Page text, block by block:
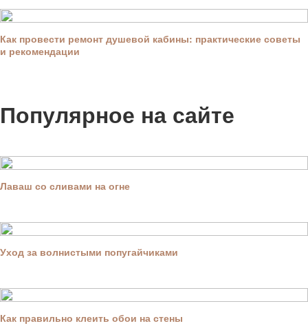
Как провести ремонт душевой кабины: практические советы
и рекомендации
Популярное на сайте
Лаваш со сливами на огне
Уход за волнистыми попугайчиками
Как правильно клеить обои на стены